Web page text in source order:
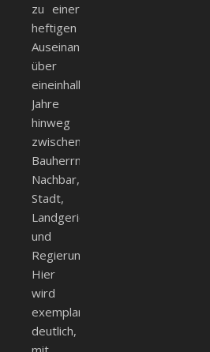
zu einer
heftigen
Auseinandersetzung
über
eineinhalb
Jahre
hinweg
zwischen
Bauherrn,
Nachbar,
Stadt,
Landgericht
und
Regierung.
Hier
wird
exemplarisch
deutlich,